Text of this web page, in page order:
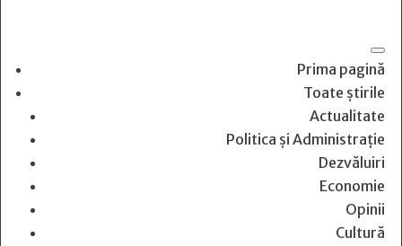
Prima pagină
Toate știrile
Actualitate
Politica și Administrație
Dezvăluiri
Economie
Opinii
Cultură